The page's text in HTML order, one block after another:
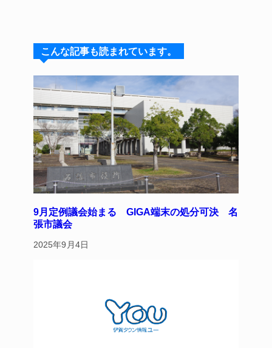
s
k
y
a
d
s
e
b
o
o
k
e
st
こんな記事も読まれています。
9月定例議会始まる GIGA端末の処分可決 名
張市議会
2025年9月4日